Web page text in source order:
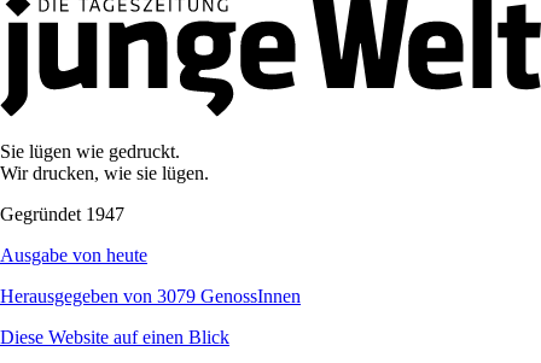
Sie lügen wie gedruckt.
Wir drucken, wie sie lügen.
Gegründet 1947
Ausgabe von heute
Herausgegeben von 3079 GenossInnen
Diese Website auf einen Blick